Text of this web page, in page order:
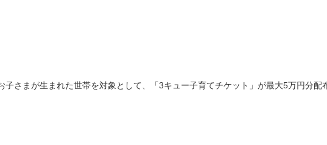
さまが生まれた世帯を対象として、「3キュー子育てチケット」が最大5万円分配